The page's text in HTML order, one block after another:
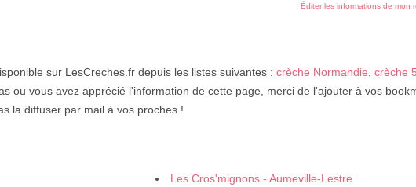
Éditer les informations de mon
sur LesCreches.fr depuis les listes suivantes : crèche Normandie crèche
ou vous avez apprécié l'information de cette page, merci de l'ajouter à vos
la diffuser par mail à vos proches !
Les Cros'mignons - Aumeville-Lestre